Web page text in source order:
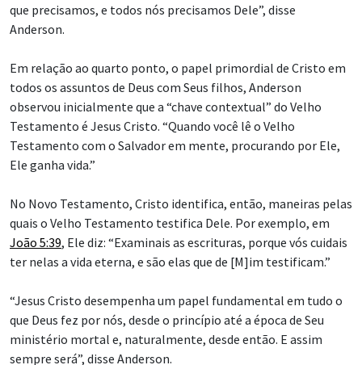
que precisamos, e todos nós precisamos Dele”, disse
Anderson.
Em relação ao quarto ponto, o papel primordial de Cristo em
todos os assuntos de Deus com Seus filhos, Anderson
observou inicialmente que a “chave contextual” do Velho
Testamento é Jesus Cristo. “Quando você lê o Velho
Testamento com o Salvador em mente, procurando por Ele,
Ele ganha vida.”
No Novo Testamento, Cristo identifica, então, maneiras pelas
quais o Velho Testamento testifica Dele. Por exemplo, em
João 5:39, Ele diz: “Examinais as escrituras, porque vós cuidais
ter nelas a vida eterna, e são elas que de [M]im testificam.”
“Jesus Cristo desempenha um papel fundamental em tudo o
que Deus fez por nós, desde o princípio até a época de Seu
ministério mortal e, naturalmente, desde então. E assim
sempre será”, disse Anderson.